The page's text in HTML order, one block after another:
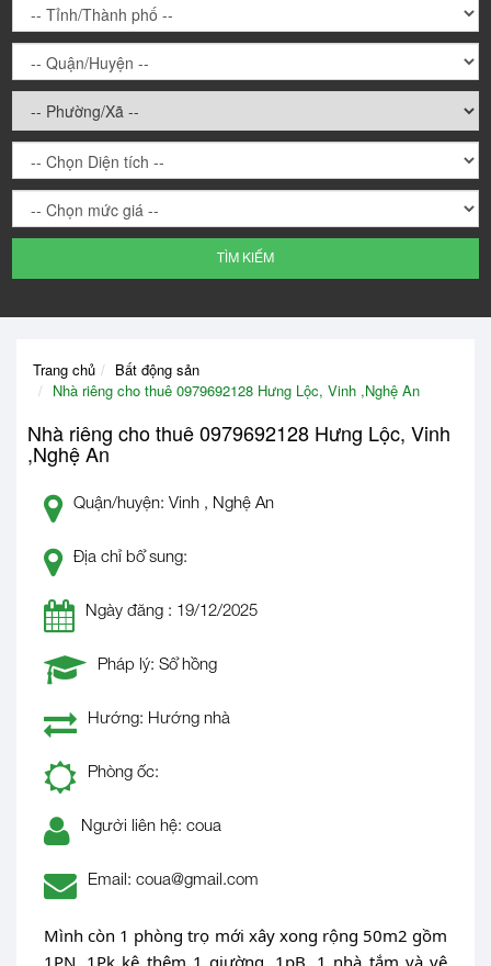
TÌM KIẾM
Trang chủ
Bất động sản
Nhà riêng cho thuê 0979692128 Hưng Lộc, Vinh ,Nghệ An
Nhà riêng cho thuê 0979692128 Hưng Lộc, Vinh
,Nghệ An
Quận/huyện: Vinh , Nghệ An
Địa chỉ bổ sung:
Ngày đăng : 19/12/2025
Pháp lý: Sổ hồng
Hướng: Hướng nhà
Phòng ốc:
Người liên hệ: coua
Email: coua@gmail.com
Mình còn 1 phòng trọ mới xây xong rộng 50m2 gồm